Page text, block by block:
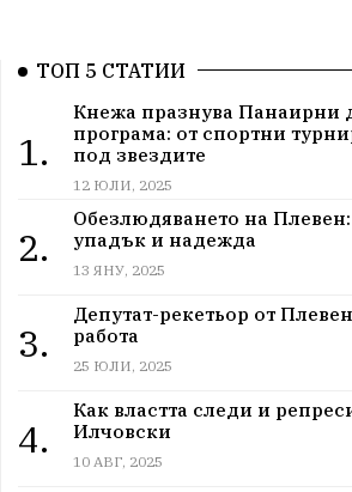
ТОП 5 СТАТИИ
1.
Кнежа празнува Панаирни
програма: от спортни
под звездите
12 ЮЛИ, 2025
2.
Обезлюдяването на
упадък и надежда
13 ЯНУ, 2025
3.
Депутат-рекетьор от
работа
25 ЮЛИ, 2025
4.
Как властта следи и
Илчовски
10 АВГ, 2025